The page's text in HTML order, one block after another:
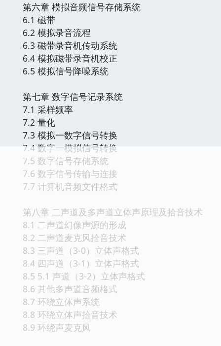
第六章 模拟音频信号存储系统
6.1 磁带
6.2 模拟录音流程
6.3 磁带录音机传动系统
6.4 模拟磁带录音机校正
6.5 模拟信号降噪系统
第七章 数字信号记录系统
7.1 采样频率
7.2 量化
7.3 模拟一数字信号转换
7.4 数字一模拟信号转换
7.5 数字信号存储系统
7.6 数字信号传输与连接
7.7 计算机音频文件格式
第八章 二声道及多声道立体声原理及拾音技术
8.1 二声道幻像声源的形成
8.2 二声道麦克风拾音技术
8.3 三声道（3-0）立体声格式
8.4 四声道（3-1）立体声格式
8.5 5.1 声道（3-2）立体声格式
8.6 其他多声道音频格式
8.7 环绕立体声系统
8.8 环绕立体声拾音技术
8.9 环绕声麦克风